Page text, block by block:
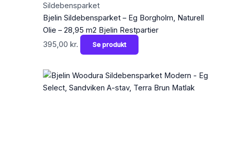
Sildebensparket
Bjelin Sildebensparket – Eg Borgholm, Naturell
Olie – 28,95 m2 Bjelin Restpartier
395,00 kr. Se produkt